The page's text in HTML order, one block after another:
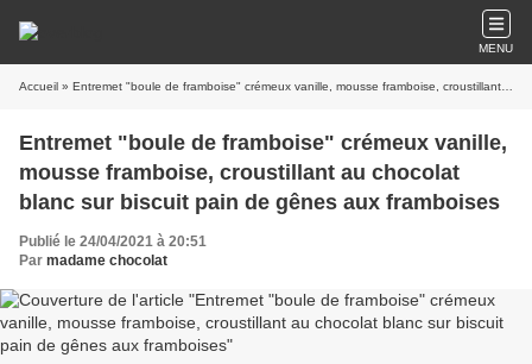
MENU
Accueil » Entremet "boule de framboise" crémeux vanille, mousse framboise, croustillant au chocolat blanc sur biscuit pain de gênes aux framboises
Entremet "boule de framboise" crémeux vanille,
mousse framboise, croustillant au chocolat
blanc sur biscuit pain de gênes aux framboises
Publié le 24/04/2021 à 20:51
Par madame chocolat